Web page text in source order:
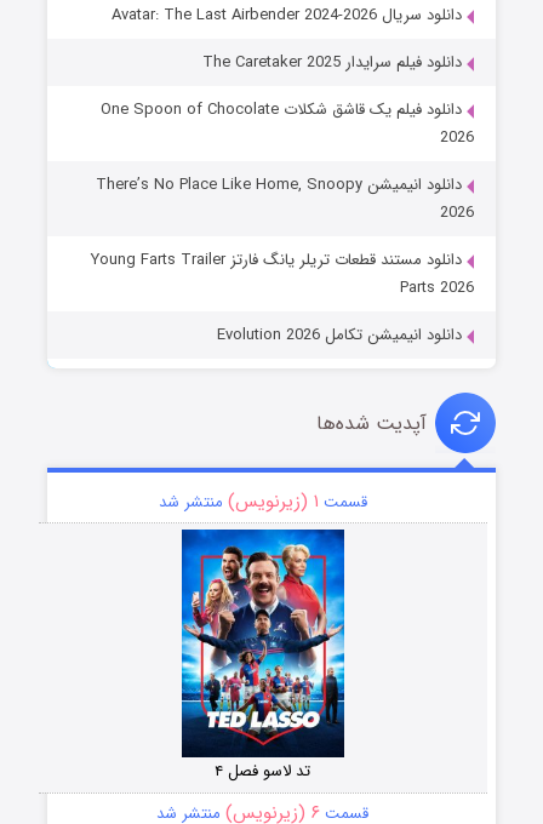
دانلود سریال Avatar: The Last Airbender 2024-2026
دانلود فیلم سرایدار The Caretaker 2025
دانلود فیلم یک قاشق شکلات One Spoon of Chocolate
2026
دانلود انیمیشن There’s No Place Like Home, Snoopy
2026
دانلود مستند قطعات تریلر یانگ فارتز Young Farts Trailer
Parts 2026
دانلود انیمیشن تکامل Evolution 2026
آپدیت شده‌ها
قسمت ۱ (زیرنویس) منتشر شد
تد لاسو فصل ۴
قسمت ۶ (زیرنویس) منتشر شد